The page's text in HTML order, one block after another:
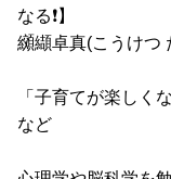
なる❗️】
纐纈卓真(こうけつ
「子育てが楽しく
など